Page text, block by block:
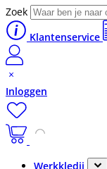
Zoek
Klantenservice
Inloggen
Werkkledij